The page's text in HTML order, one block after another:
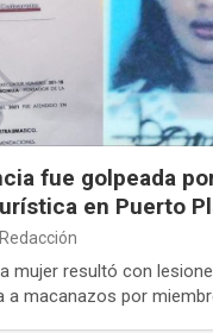
fue golpeada
en Puerto
Redacción
mujer resultó con
a macanazos por